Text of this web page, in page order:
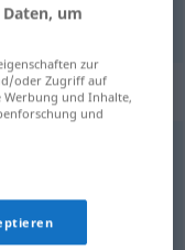
um
zur
oder Zugriff auf
und Inhalte,
und